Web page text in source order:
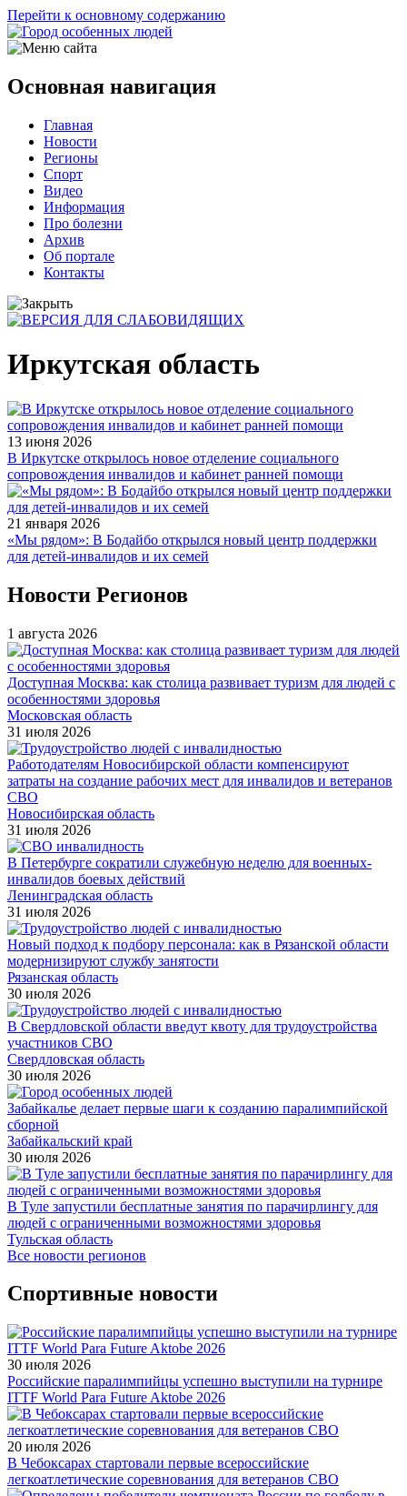
Перейти к основному содержанию
Основная навигация
Главная
Новости
Регионы
Спорт
Видео
Информация
Про болезни
Архив
Об портале
Контакты
Иркутская область
13 июня 2026
В Иркутске открылось новое отделение социального
сопровождения инвалидов и кабинет ранней помощи
21 января 2026
«Мы рядом»: В Бодайбо открылся новый центр поддержки
для детей-инвалидов и их семей
Новости Регионов
1 августа 2026
Доступная Москва: как столица развивает туризм для людей с
особенностями здоровья
Московская область
31 июля 2026
Работодателям Новосибирской области компенсируют
затраты на создание рабочих мест для инвалидов и ветеранов
СВО
Новосибирская область
31 июля 2026
В Петербурге сократили служебную неделю для военных-
инвалидов боевых действий
Ленинградская область
31 июля 2026
Новый подход к подбору персонала: как в Рязанской области
модернизируют службу занятости
Рязанская область
30 июля 2026
В Свердловской области введут квоту для трудоустройства
участников СВО
Свердловская область
30 июля 2026
Забайкалье делает первые шаги к созданию паралимпийской
сборной
Забайкальский край
30 июля 2026
В Туле запустили бесплатные занятия по парачирлингу для
людей с ограниченными возможностями здоровья
Тульская область
Все новости регионов
Спортивные новости
30 июля 2026
Российские паралимпийцы успешно выступили на турнире
ITTF World Para Future Aktobe 2026
20 июля 2026
В Чебоксарах стартовали первые всероссийские
легкоатлетические соревнования для ветеранов СВО